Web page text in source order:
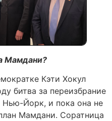
Мамдани?
Кэти Хокул
битва за переизбрание
Нью-Йорк, и пока она не
Мамдани. Соратница